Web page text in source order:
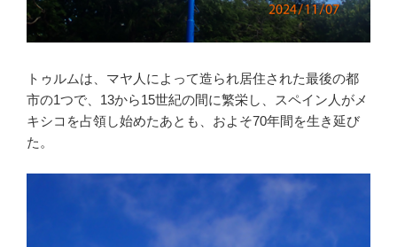
トゥルムは、マヤ人によって造られ居住された最後の都
市の1つで、13から15世紀の間に繁栄し、スペイン人がメ
キシコを占領し始めたあとも、およそ70年間を生き延び
た。